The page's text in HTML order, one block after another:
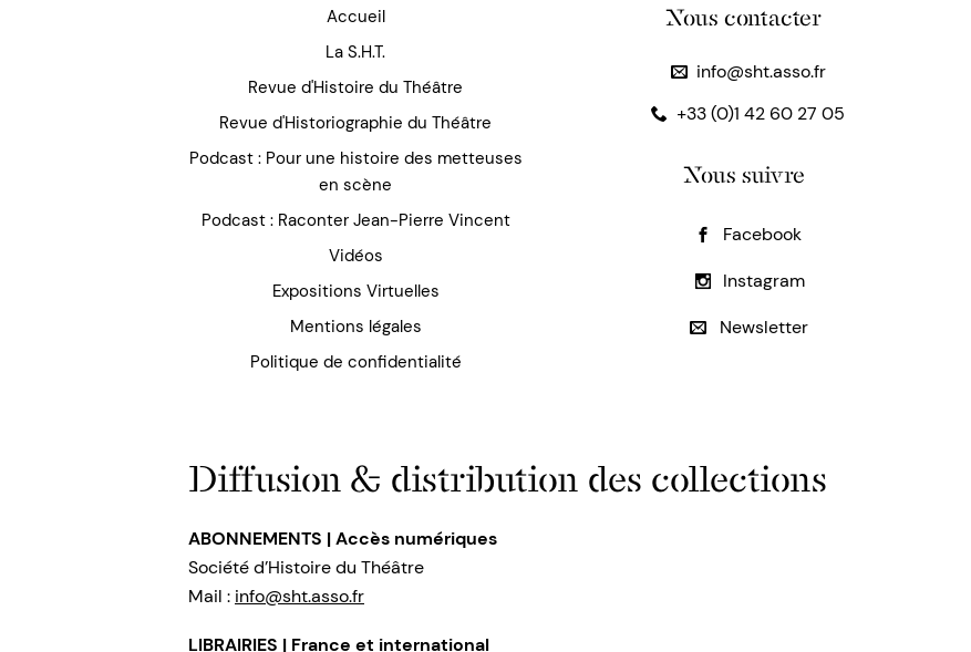
Accueil
La S.H.T.
Revue d'Histoire du Théâtre
Revue d'Historiographie du Théâtre
Podcast : Pour une histoire des metteuses
en scène
Podcast : Raconter Jean-Pierre Vincent
Vidéos
Expositions Virtuelles
Mentions légales
Politique de confidentialité
Nous contacter
info@sht.asso.fr
+33 (0)1 42 60 27 05
Nous suivre
Facebook
Instagram
Newsletter
Diffusion & distribution des collections
ABONNEMENTS | Accès numériques
Société d’Histoire du Théâtre
Mail : info@sht.asso.fr
LIBRAIRIES | France et international